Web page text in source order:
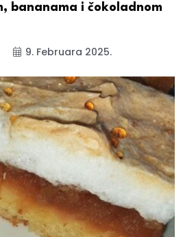
bananama i čokoladnom
9. Februara 2025.